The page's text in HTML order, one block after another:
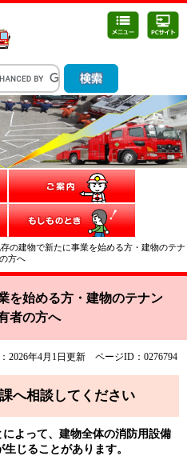
の建物で新たに事業を始める方・建物のテナ
方へ
を始める方・建物のテナン
者の方へ
2026年4月1日更新 ページID：0276794
へ相談してください
よって、建物全体の消防用設備
じることがあります。